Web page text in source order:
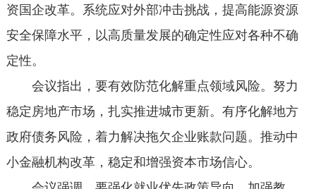
资国企改革。系统应对外部冲击挑战，提高能源资源
安全保障水平，以高质量发展的确定性应对各种不确
定性。
会议指出，要有效防范化解重点领域风险。努力
稳定房地产市场，扎实推进城市更新。有序化解地方
政府债务风险，着力解决拖欠企业账款问题。推动中
小金融机构改革，稳定和增强资本市场信心。